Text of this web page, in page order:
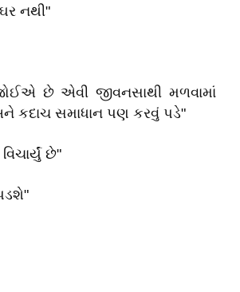
નથી"
છે એવી જીવનસાથી મળવામાં
કદાચ સમાધાન પણ કરવું પડે"
છે"